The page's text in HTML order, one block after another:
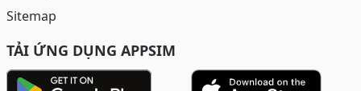
Sitemap
TẢI ỨNG DỤNG APPSIM